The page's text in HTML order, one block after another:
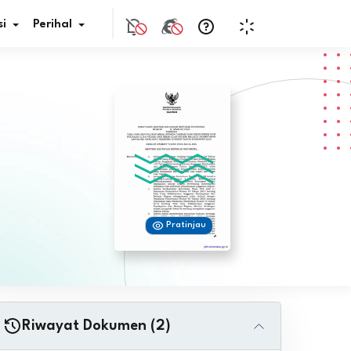
JDIH
Perihal
Pratinjau
Riwayat Dokumen (2)